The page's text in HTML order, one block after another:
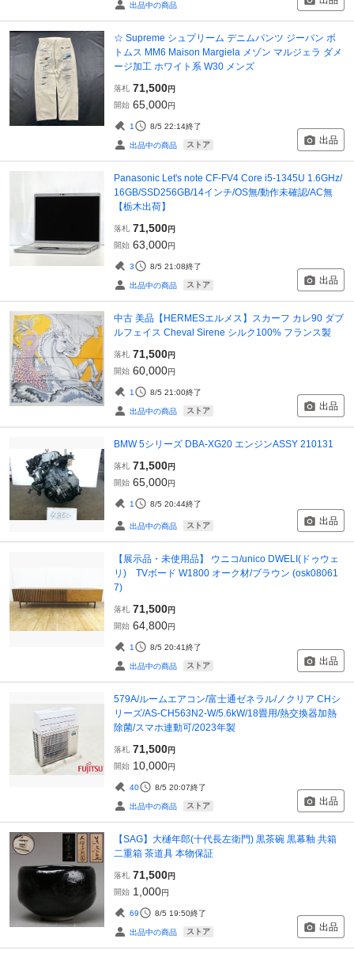
出品中の商品
☆ Supreme シュプリーム デニムパンツ ジーパン ボ
トムス MM6 Maison Margiela メゾン マルジェラ ダメ
ージ加工 ホワイト系 W30 メンズ
落札 71,500円
開始 65,000円
1 8/5 22:14終了
出品中の商品 ストア 出品
Panasonic Let's note CF-FV4 Core i5-1345U 1.6GHz/
16GB/SSD256GB/14インチ/OS無/動作未確認/AC無
【栃木出荷】
落札 71,500円
開始 63,000円
3 8/5 21:08終了
出品中の商品 ストア 出品
中古 美品【HERMESエルメス】スカーフ カレ90 ダブ
ルフェイス Cheval Sirene シルク100% フランス製
落札 71,500円
開始 60,000円
1 8/5 21:00終了
出品中の商品 ストア 出品
BMW 5シリーズ DBA-XG20 エンジンASSY 210131
落札 71,500円
開始 65,000円
1 8/5 20:44終了
出品中の商品 ストア 出品
【展示品・未使用品】 ウニコ/unico DWELI(ドゥウェ
リ) TVボード W1800 オーク材/ブラウン (osk08061
7)
落札 71,500円
開始 64,800円
1 8/5 20:41終了
出品中の商品 ストア 出品
579A/ルームエアコン/富士通ゼネラル/ノクリア CHシ
リーズ/AS-CH563N2-W/5.6kW/18畳用/熱交換器加熱
除菌/スマホ連動可/2023年製
落札 71,500円
開始 10,000円
40 8/5 20:07終了
出品中の商品 ストア 出品
【SAG】大樋年郎(十代長左衛門) 黒茶碗 黒幕釉 共箱
二重箱 茶道具 本物保証
落札 71,500円
開始 1,000円
69 8/5 19:50終了
出品中の商品 ストア 出品